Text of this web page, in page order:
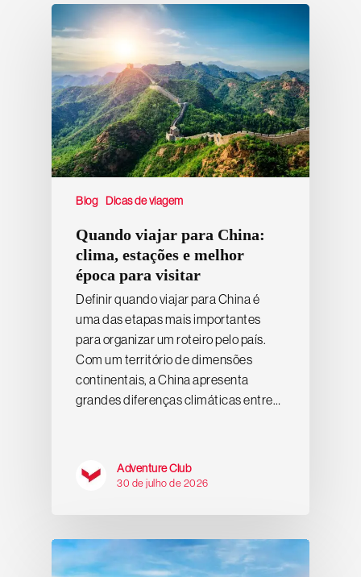
Blog Dicas de viagem
Quando viajar para China:
clima, estações e melhor
época para visitar
Definir quando viajar para China é
uma das etapas mais importantes
para organizar um roteiro pelo país.
Com um território de dimensões
continentais, a China apresenta
grandes diferenças climáticas entre…
Adventure Club
30 de julho de 2026